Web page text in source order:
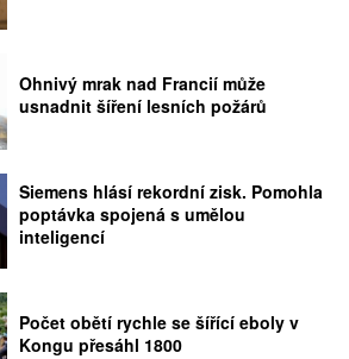
Ohnivý mrak nad Francií může
usnadnit šíření lesních požárů
Siemens hlásí rekordní zisk. Pomohla
poptávka spojená s umělou
inteligencí
Počet obětí rychle se šířící eboly v
Kongu přesáhl 1800